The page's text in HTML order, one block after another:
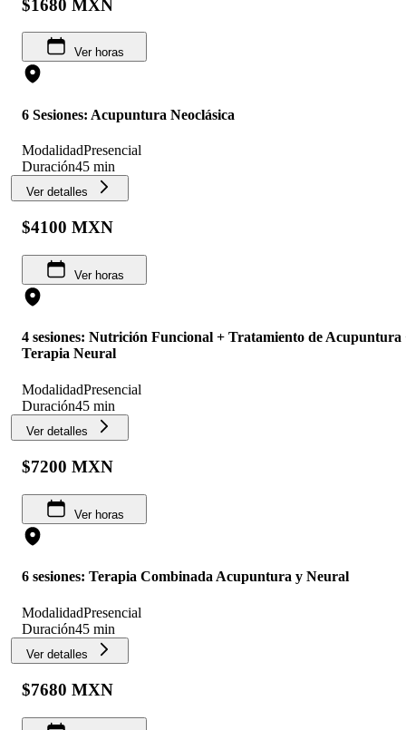
$1680 MXN
Ver horas
6 Sesiones: Acupuntura Neoclásica
ModalidadPresencial
Duración45 min
Ver detalles
$4100 MXN
Ver horas
4 sesiones: Nutrición Funcional + Tratamiento de Acupuntura
Terapia Neural
ModalidadPresencial
Duración45 min
Ver detalles
$7200 MXN
Ver horas
6 sesiones: Terapia Combinada Acupuntura y Neural
ModalidadPresencial
Duración45 min
Ver detalles
$7680 MXN